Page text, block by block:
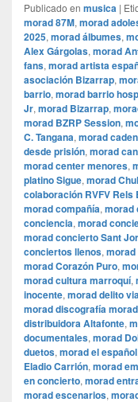
Publicado en musica |
morad 87M, morad
2025, morad álbumes,
Alex Gárgolas, morad
fans, morad artista
asociación Bizarrap,
barrio, morad barrio
Jr, morad Bizarrap,
morad BZRP Session,
C. Tangana, morad
desde prisión, morad
morad center menores,
platino Sigue, morad
colaboración RVFV Rels
morad compañía, morad
conciencia, morad
morad concierto Sant
conciertos llenos, morad
morad Corazón Puro,
morad cultura marroquí,
inocente, morad delito
morad discografía morad
distribuidora Altafonte,
documentales, morad
duetos, morad el español
Eladio Carrión, morad
en concierto, morad
morad escenarios,